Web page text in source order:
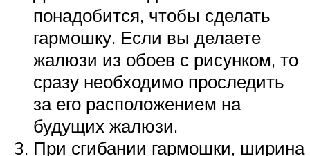
понадобится, чтобы сделать
гармошку. Если вы делаете
жалюзи из обоев с рисунком, то
сразу необходимо проследить
за его расположением на
будущих жалюзи.
При сгибании гармошки, ширина